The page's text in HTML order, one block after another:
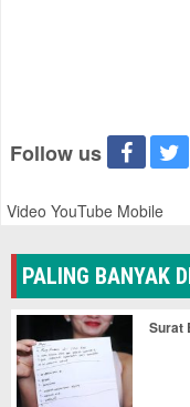
Follow us
Video YouTube Mobile
PALING BANYAK
Surat